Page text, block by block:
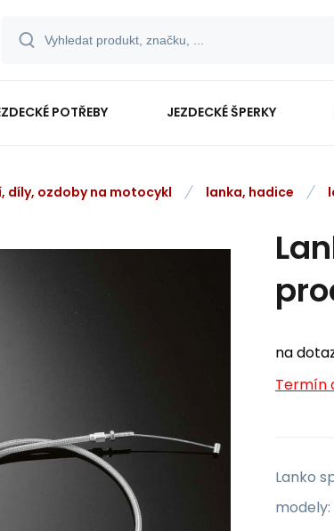
POTŘEBY JEZDECKÉ ŠPERKY
díly, ozdoby na motocykl lanka, hadice
na
Termín
Lanko
modely: